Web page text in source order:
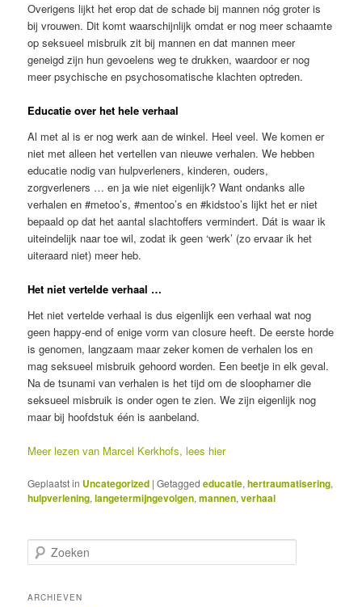
Overigens lijkt het erop dat de schade bij mannen nóg groter is
bij vrouwen. Dit komt waarschijnlijk omdat er nog meer schaamte
op seksueel misbruik zit bij mannen en dat mannen meer
geneigd zijn hun gevoelens weg te drukken, waardoor er nog
meer psychische en psychosomatische klachten optreden.
Educatie over het hele verhaal
Al met al is er nog werk aan de winkel. Heel veel. We komen er
niet met alleen het vertellen van nieuwe verhalen. We hebben
educatie nodig van hulpverleners, kinderen, ouders,
zorgverleners … en ja wie niet eigenlijk? Want ondanks alle
verhalen en #metoo’s, #mentoo’s en #kidstoo’s lijkt het er niet
bepaald op dat het aantal slachtoffers vermindert. Dát is waar ik
uiteindelijk naar toe wil, zodat ik geen ‘werk’ (zo ervaar ik het
uiteraard niet) meer heb.
Het niet vertelde verhaal …
Het niet vertelde verhaal is dus eigenlijk een verhaal wat nog
geen happy-end of enige vorm van closure heeft. De eerste horde
is genomen, langzaam maar zeker komen de verhalen los en
mag seksueel misbruik gehoord worden. Een beetje in elk geval.
Na de tsunami van verhalen is het tijd om de sloophamer die
seksueel misbruik is onder ogen te zien. We zijn eigenlijk nog
maar bij hoofdstuk één is aanbeland.
Meer lezen van Marcel Kerkhofs, lees hier
Geplaatst in Uncategorized |Getagged educatie,hertraumatisering,
hulpverlening,langetermijngevolgen,mannen,verhaal
o
k
ARCHIEVEN